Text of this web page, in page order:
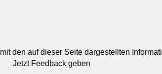
den auf dieser Seite dargestellten
Jetzt Feedback geben